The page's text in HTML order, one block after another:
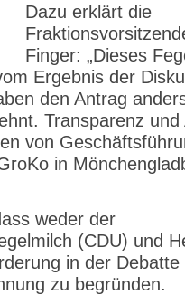
Dazu erklärt die
Finger: „Dieses
Ergebnis der
den Antrag
Transparenz und
von
in
weder der
(CDU) und
in der
zu begründen.